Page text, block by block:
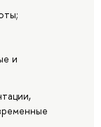
и